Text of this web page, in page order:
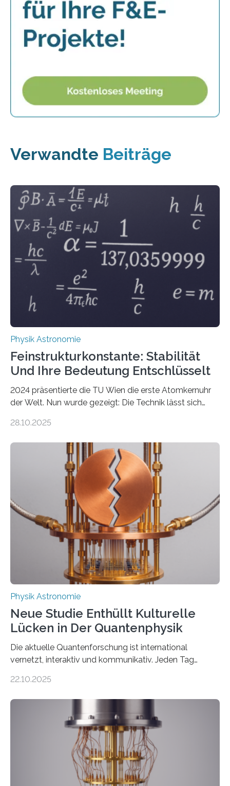
Verwandte Beiträge
Physik Astronomie
Feinstrukturkonstante: Stabilität
Und Ihre Bedeutung Entschlüsselt
2024 präsentierte die TU Wien die erste Atomkernuhr
der Welt. Nun wurde gezeigt: Die Technik lässt sich
fundamentalen Physik nachzugehen. Thorium-
Messungen verwenden. Das hatte man jahrzehntelang
vermutet, weltweit war nach den passenden
Atomkern-Zuständen gesucht worden, 2024 gelang
einem Team der TU Wien mit Unterstützung
internationaler Partner der entscheidende Durchbruch:
Der lange diskutierte Thorium-Kernübergang wurde
gefunden. Kurz darauf konnte man zeigen, dass sich
Thorium tatsächlich nutzen lässt, um hochpräzise…
28.10.2025
Physik Astronomie
Neue Studie Enthüllt Kulturelle
Lücken in Der Quantenphysik
Die aktuelle Quantenforschung ist international
vernetzt, interaktiv und kommunikativ. Jeden Tag
oft von Autor*innen, die eng zusammenarbeiten. Neue
werden schnell weiterentwickelt. Dies ist der Alltag in
der Forschung der Quantentheorie, die dieses Jahr 100
Jahre alt geworden ist, weshalb die UNESCO 2025 zum
Internationalen Jahr der Quantenwissenschaft und -
technologie ausgerufen hat. Doch nun hat eine
internationale Forschungsgruppe um den
22.10.2025